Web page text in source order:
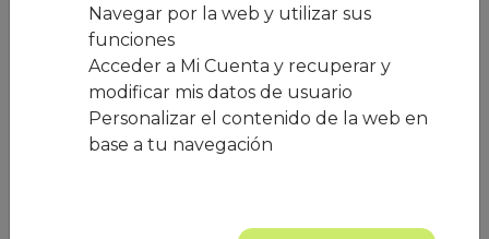
dedicado con Account Manager.
Servicio de
ocasiones especiales.
Sostenibilidad activa: piloto de
economía circular con proveedores
certificados.
Aunque no soy usuaria a diario, saber que
Navegar por la web y utilizar sus
funciones
Acceder a Mi Cuenta y recuperar y
modificar mis datos de usuario
Personalizar el contenido de la web en
base a tu navegación